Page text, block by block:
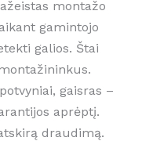
montažo
gamintojo
galios. Štai
gaisras –
aprėptį.
draudimą.